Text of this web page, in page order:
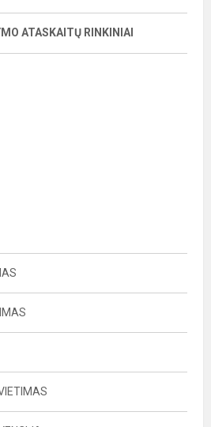
ATASKAITŲ RINKINIAI